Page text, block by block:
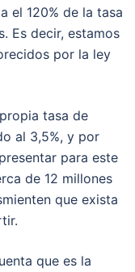
el 120% de la tasa
Es decir, estamos
por la ley
tasa de
al 3,5%, y por
para este
de 12 millones
que exista
que es la